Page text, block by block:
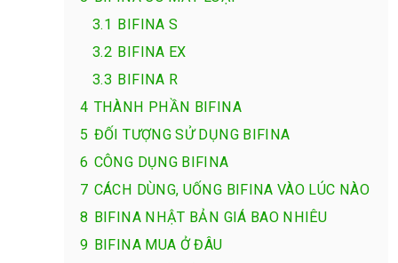
3.1 BIFINA S
3.2 BIFINA EX
3.3 BIFINA R
4 THÀNH PHẦN BIFINA
5 ĐỐI TƯỢNG SỬ DỤNG BIFINA
6 CÔNG DỤNG BIFINA
7 CÁCH DÙNG, UỐNG BIFINA VÀO LÚC NÀO
8 BIFINA NHẬT BẢN GIÁ BAO NHIÊU
9 BIFINA MUA Ở ĐÂU